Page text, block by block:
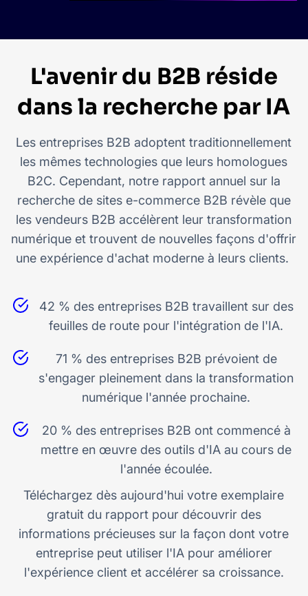
L'avenir du B2B réside
dans la recherche par IA
Les entreprises B2B adoptent traditionnellement
les mêmes technologies que leurs homologues
B2C. Cependant, notre rapport annuel sur la
recherche de sites e-commerce B2B révèle que
les vendeurs B2B accélèrent leur transformation
numérique et trouvent de nouvelles façons d'offrir
une expérience d'achat moderne à leurs clients.
42 % des entreprises B2B travaillent sur des
feuilles de route pour l'intégration de l'IA.
71 % des entreprises B2B prévoient de
s'engager pleinement dans la transformation
numérique l'année prochaine.
20 % des entreprises B2B ont commencé à
mettre en œuvre des outils d'IA au cours de
l'année écoulée.
Téléchargez dès aujourd'hui votre exemplaire
gratuit du rapport pour découvrir des
informations précieuses sur la façon dont votre
entreprise peut utiliser l'IA pour améliorer
l'expérience client et accélérer sa croissance.